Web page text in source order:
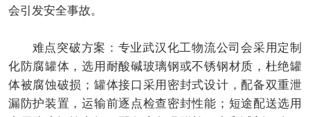
会引发安全事故。
难点突破方案：专业武汉化工物流公司会采用定制
化防腐罐体，选用耐酸碱玻璃钢或不锈钢材质，杜绝罐
体被腐蚀破损；罐体接口采用密封式设计，配备双重泄
漏防护装置，运输前逐点检查密封性能；短途配送选用